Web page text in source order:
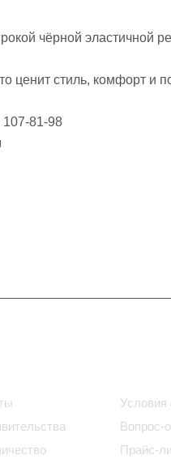
чёрной эластичной
ценит стиль, комфорт и
81-98
Условия
Вопрос-
Прайс-